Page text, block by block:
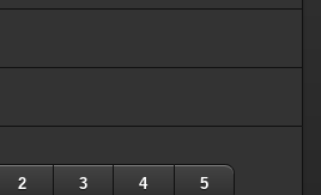
2 3 4 5